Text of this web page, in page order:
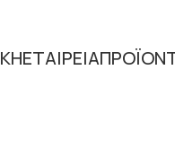
ΕΤΑΙΡΕΙΑ